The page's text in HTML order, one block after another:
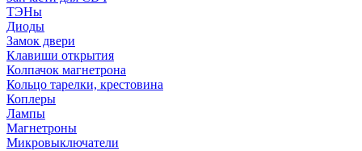
ТЭНы
Диоды
Замок двери
Клавиши открытия
Колпачок магнетрона
Кольцо тарелки, крестовина
Коплеры
Лампы
Магнетроны
Микровыключатели